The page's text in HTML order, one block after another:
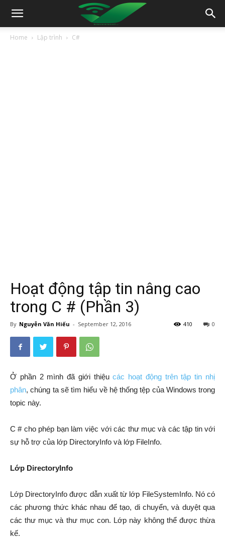
Home Lập trình C#
Hoạt động tập tin nâng cao
trong C # (Phần 3)
By Nguyễn Văn Hiếu - September 12, 2016 0
410
Ở phần 2 mình đã giới thiệucác hoạt động trên tập tin nhị
phân, chúng ta sẽ tìm hiểu về hệ thống tệp của Windows trong
topic này.
C # cho phép bạn làm việc với các thư mục và các tập tin với
sự hỗ trợ của lớp DirectoryInfo và lớp FileInfo.
Lớp DirectoryInfo
Lớp DirectoryInfo được dẫn xuất từ lớp FileSystemInfo. Nó có
các phương thức khác nhau để tạo, di chuyển, và duyệt qua
các thư mục và thư mục con. Lớp này không thể được thừa
kế.